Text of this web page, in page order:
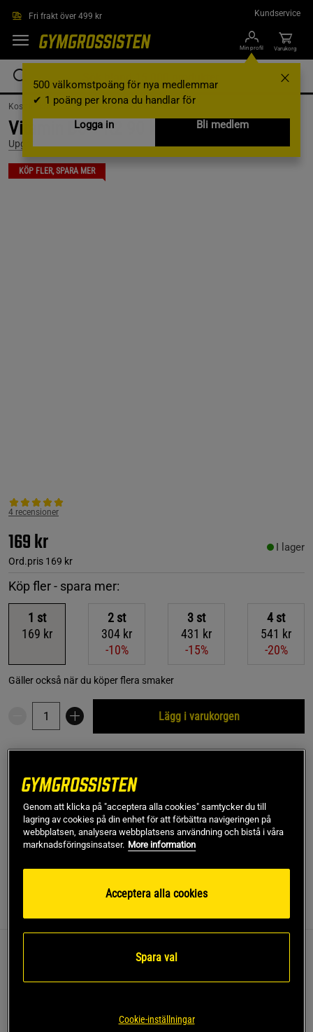
Fri frakt över 499 kr Kundservice
Min profil
500 välkomstpoäng för nya medlemmar
✔ 1 poäng per krona du handlar för
Logga in
Bli medlem
Varukorg
Kosttillskott /Vitaminer & Mineraler /D-Vitamin
Vitamin D3 + K2 90 kapslar
Upgrit
KÖP FLER, SPARA MER
4 recensioner
169 kr
Ord.pris 169 kr
I lager
Köp fler - spara mer:
1 st
169 kr
2 st
304 kr
-10%
3 st
431 kr
-15%
4 st
541 kr
-20%
Gäller också när du köper flera smaker
Lägg i varukorgen
Vitamin D3 + K2 är ett kosttillskott från Upgrit med vitamin
D och K som båda är viktiga för skelettets normala funktion.
Både vitamin D och vitamin K behövs för skelettets normala
behöver ta 1 kapsel om dagen.
Genom att klicka på "acceptera alla cookies" samtycker du till
lagring av cookies på din enhet för att förbättra navigeringen på
webbplatsen, analysera webbplatsens användning och bistå i våra
marknadsföringsinsatser. More information
Acceptera alla cookies
Spara val
Cookie-inställningar